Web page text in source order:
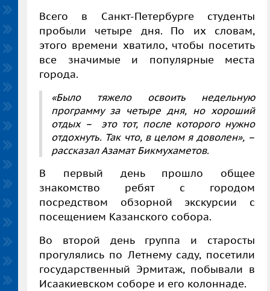
Всего в Санкт-Петербурге студенты
пробыли четыре дня. По их словам,
этого времени хватило, чтобы посетить
все значимые и популярные места
города.
«Было тяжело освоить недельную
программу за четыре дня, но хороший
отдых – это тот, после которого нужно
отдохнуть. Так что, в целом я доволен», –
рассказал Азамат Бикмухаметов.
В первый день прошло общее
знакомство ребят с городом
посредством обзорной экскурсии с
посещением Казанского собора.
Во второй день группа и старосты
прогулялись по Летнему саду, посетили
государственный Эрмитаж, побывали в
Исаакиевском соборе и его колоннаде.